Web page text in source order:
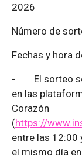
2026
Número
Fechas y
- El sorteo
en las
Corazón
(https://
entre las 12:00
el mismo día